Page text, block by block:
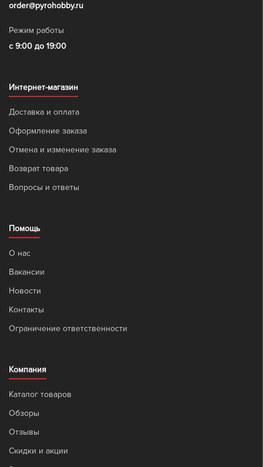
order@pyrohobby.ru
Режим работы
с 9:00 до 19:00
Интернет-магазин
Доставка и оплата
Оформление заказа
Отмена и изменение заказа
Возврат товара
Вопросы и ответы
Помощь
О нас
Вакансии
Новости
Контакты
Ограничение ответственности
Компания
Каталог товаров
Обзоры
Отзывы
Скидки и акции